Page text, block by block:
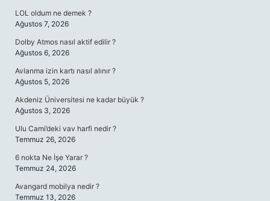
LOL oldum ne demek ?
Ağustos 7, 2026
Dolby Atmos nasıl aktif edilir ?
Ağustos 6, 2026
Avlanma izin kartı nasıl alınır ?
Ağustos 5, 2026
Akdeniz Üniversitesi ne kadar büyük ?
Ağustos 3, 2026
Ulu Cami’deki vav harfi nedir ?
Temmuz 26, 2026
6 nokta Ne İşe Yarar ?
Temmuz 24, 2026
Avangard mobilya nedir ?
Temmuz 13, 2026